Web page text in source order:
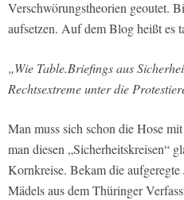
Verschwörungstheorien geoutet.
aufsetzen. Auf dem Blog heißt es
„Wie Table.Briefings aus
Rechtsextreme unter die
Man muss sich schon die Hose
man diesen „Sicherheitskreisen“
Kornkreise. Bekam die
Mädels aus dem Thüringer